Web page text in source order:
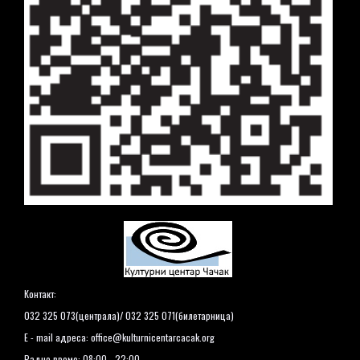
Контакт:
032 325 073(централа)/ 032 325 071(билетарница)
E - mail адреса: office@kulturnicentarcacak.org